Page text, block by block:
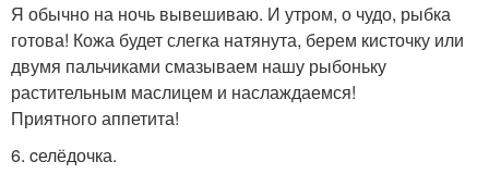
Я обычно на ночь вывешиваю. И утром, о чудо, рыбка
готова! Кожа будет слегка натянута, берем кисточку или
двумя пальчиками смазываем нашу рыбоньку
растительным маслицем и наслаждаемся!
Приятного аппетита!
6. cелёдочка.